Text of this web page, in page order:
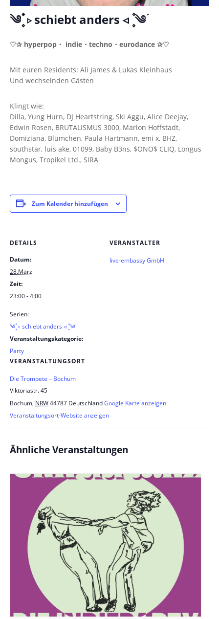
༄ؘ ۪۪۫۫ ▹ schiebt anders ◃ ۪۪۫۫ ༄ؘ
♡✰ hyperpop・ indie・techno・eurodance ✰♡
Mit euren Residents: Ali James & Lukas Kleinhaus
Und wechselnden Gästen
Klingt wie:
Dilla, Yung Hurn, DJ Heartstring, Ski Aggu, Alice Deejay,
Edwin Rosen, BRUTALISMUS 3000, Marlon Hoffstadt,
Domiziana, Blümchen, Paula Hartmann, emi x, BHZ,
southstar, luis ake, 01099, Baby B3ns, $ONO$ CLIQ, Longus
Mongus, Tropikel Ltd., SIRA
Zum Kalender hinzufügen
DETAILS
Datum:
28.März
Zeit:
23:00 - 4:00
Serien:
༄ؘ ۪۪۫۫ ▹ schiebt anders ◃ ۪۪۫۫ ༄ؘ
Veranstaltungskategorie:
Party
VERANSTALTUNGSORT
Die Trompete – Bochum
Viktoriastr. 45
Bochum, NRW44787 DeutschlandGoogle Karte anzeigen
Veranstaltungsort-Website anzeigen
VERANSTALTER
live-embassy GmbH
Ähnliche Veranstaltungen